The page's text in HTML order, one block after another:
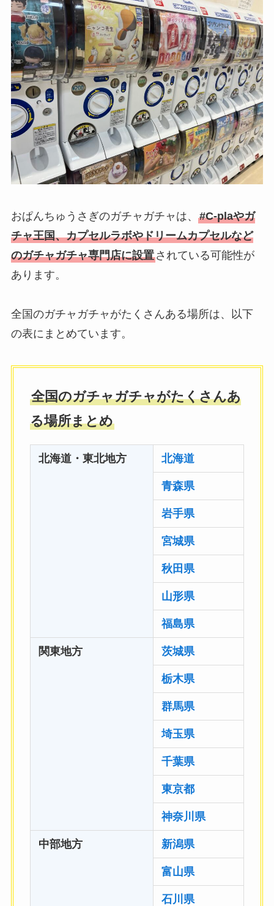
おぱんちゅうさぎのガチャガチャは、 #C-plaやガ
チャ王国、カプセルラボやドリームカプセルなど
のガチャガチャ専門店に設置されている可能性が
あります。
全国のガチャガチャがたくさんある場所は、以下
の表にまとめています。
全国のガチャガチャがたくさんあ
る場所まとめ
北海道・東北地方 北海道
青森県
岩手県
宮城県
秋田県
山形県
福島県
関東地方 茨城県
栃木県
群馬県
埼玉県
千葉県
東京都
神奈川県
中部地方 新潟県
富山県
石川県